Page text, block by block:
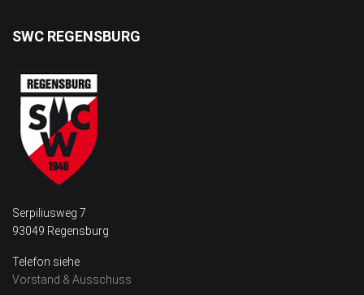
SWC REGENSBURG
Serpiliusweg 7
93049 Regensburg
Telefon siehe
Vorstand & Ausschuss